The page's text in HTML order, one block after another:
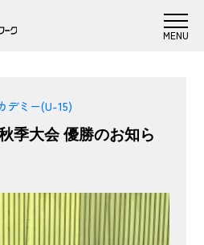
デミー(U-15)
季大会 優勝のお知ら